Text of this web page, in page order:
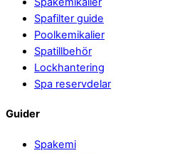
Top
Spafilter guide
Poolkemikalier
Spatillbehör
Lockhantering
Spa reservdelar
Guider
Spakemi